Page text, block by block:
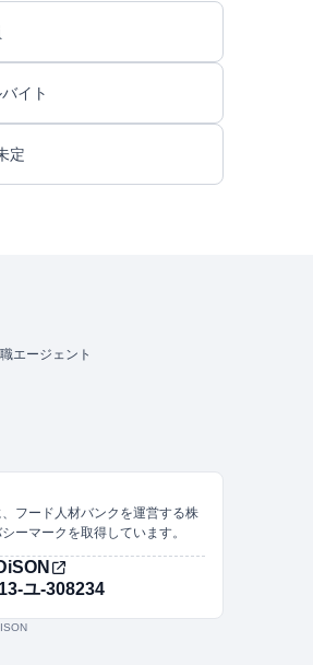
イト
定
エージェント
フード人材バンクを運営する株
ーマークを取得しています。
13-ユ-308234